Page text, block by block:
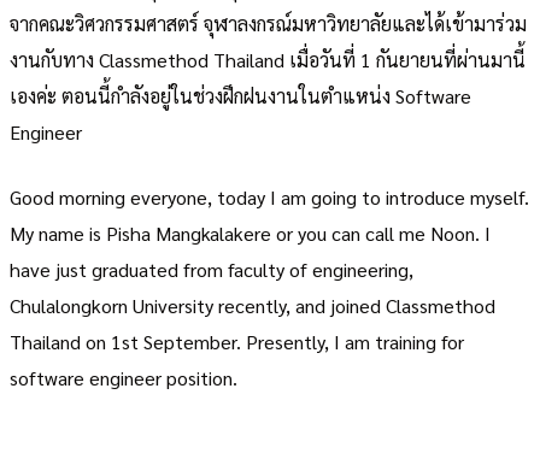
จากคณะวิศวกรรมศาสตร์ จุฬาลงกรณ์มหาวิทยาลัยและได้เข้ามาร่วม
งานกับทาง Classmethod Thailand เมื่อวันที่ 1 กันยายนที่ผ่านมานี้
เองค่ะ ตอนนี้กำลังอยู่ในช่วงฝึกฝนงานในตำแหน่ง Software
Engineer
Good morning everyone, today I am going to introduce myself.
My name is Pisha Mangkalakere or you can call me Noon. I
have just graduated from faculty of engineering,
Chulalongkorn University recently, and joined Classmethod
Thailand on 1st September. Presently, I am training for
software engineer position.